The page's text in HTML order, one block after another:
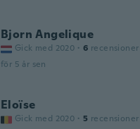
Bjorn Angelique
Gick med 2020 · 6 recensioner
för 5 år sen
Eloïse
Gick med 2020 · 5 recensioner